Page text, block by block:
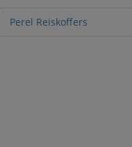
Perel Reiskoffers